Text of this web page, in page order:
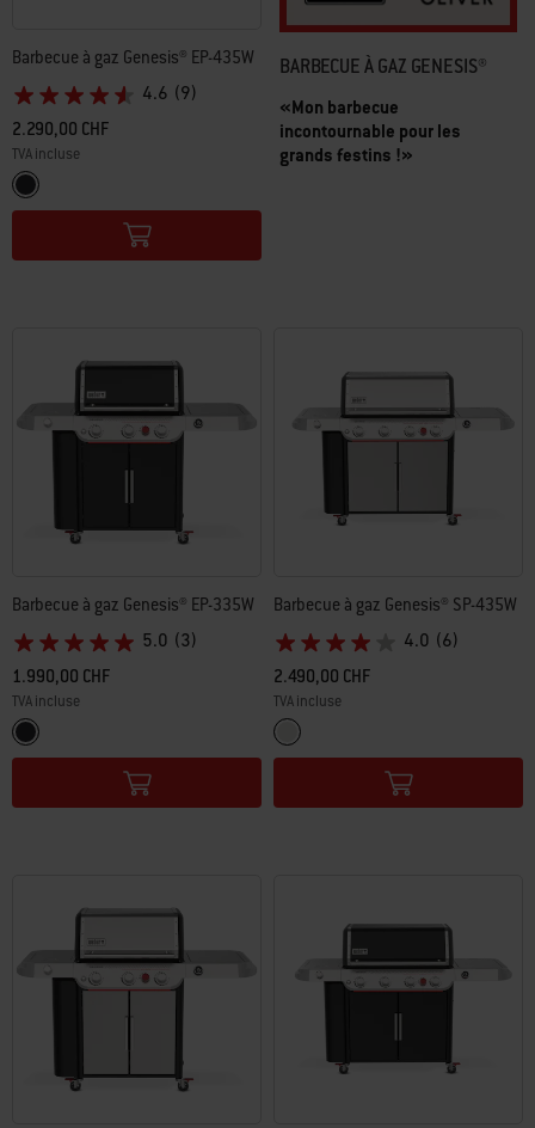
Barbecue à gaz Genesis® EP-435W
4.6 (9)
2.290,00 CHF
TVA incluse
Color Options
Noir
BARBECUE À GAZ GENESIS®
«Mon barbecue
incontournable pour les
grands festins !»
Barbecue à gaz Genesis® EP-335W
5.0 (3)
1.990,00 CHF
TVA incluse
Color Options
Noir
Barbecue à gaz Genesis® SP-435W
4.0 (6)
2.490,00 CHF
TVA incluse
Color Options
Inox